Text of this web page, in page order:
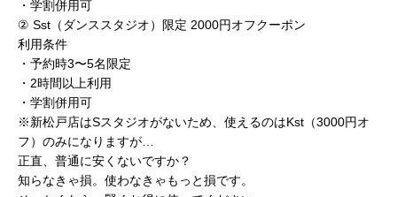
・学割併用可
② Sst（ダンススタジオ）限定 2000円オフクーポン
利用条件
・予約時3〜5名限定
・2時間以上利用
・学割併用可
※新松戸店はSスタジオがないため、使えるのはKst（3000円オ
フ）のみになりますが…
正直、普通に安くないですか？
知らなきゃ損。使わなきゃもっと損です。